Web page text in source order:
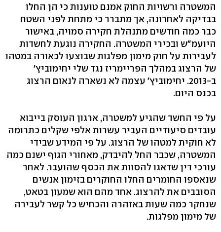
המשטרה ורשויות החוק אמנם טוענות כי הן החלו
בבדיקה לאחרונה, אך מתברר כי מתחת לפני השטח
כבר כמה חודשים מתנהלת חקירה סמויה, באישור
היועמ"ש ובכירי המשטרה. החקירה נוגעת לחשדות
לעבירות על חוק מימון מפלגות שבוצעו לכאורה במטהו
של הרצוג במהלך הפריימריז נגד שלי יחימוביץ'
ב-2013. יחימוביץ' עצמה לא נשארה לנאום הרצוג
בכנס היום.
על פי החשד שהגיע למשטרה, ארגון העוסק בייבוא
עובדים סיעודיים העביר עשרות אלפי שקלים כתרומה
לא חוקית למטהו של הרצוג. על פי המידע שבידי
המשטרה, שכבר החל להיבדק, מאחורי הגוף ישנם כמה
עורכי דין שדאגו להסוות את הכסף שהועבר. לאחר
שנאספו החומרים החלו החוקרים בזימון אנשים
הסובבים את להרצוג. אחד מהם הוא שמעון בטאט,
שנחקר כמה שעות באזהרה והכחיש כל קשר לעבירה
של מימון מפלגות.